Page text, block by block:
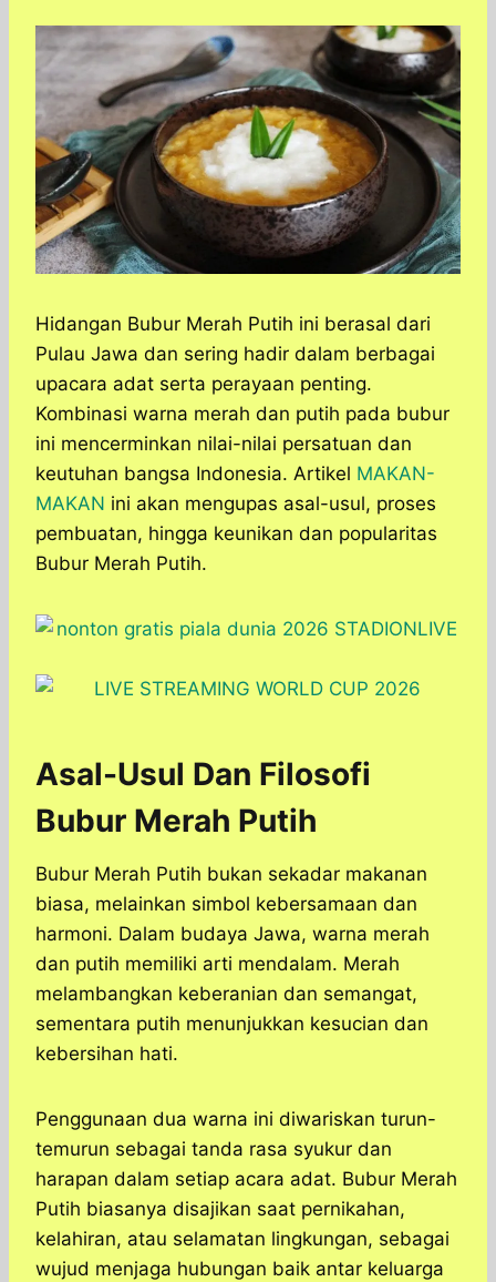
p
e
Hidangan Bubur Merah Putih ini berasal dari
Pulau Jawa dan sering hadir dalam berbagai
upacara adat serta perayaan penting.
Kombinasi warna merah dan putih pada bubur
ini mencerminkan nilai-nilai persatuan dan
keutuhan bangsa Indonesia. Artikel MAKAN-
MAKAN ini akan mengupas asal-usul, proses
pembuatan, hingga keunikan dan popularitas
Bubur Merah Putih.
Asal-Usul Dan Filosofi
Bubur Merah Putih
Bubur Merah Putih bukan sekadar makanan
biasa, melainkan simbol kebersamaan dan
harmoni. Dalam budaya Jawa, warna merah
dan putih memiliki arti mendalam. Merah
melambangkan keberanian dan semangat,
sementara putih menunjukkan kesucian dan
kebersihan hati.
Penggunaan dua warna ini diwariskan turun-
temurun sebagai tanda rasa syukur dan
harapan dalam setiap acara adat. Bubur Merah
Putih biasanya disajikan saat pernikahan,
kelahiran, atau selamatan lingkungan, sebagai
wujud menjaga hubungan baik antar keluarga